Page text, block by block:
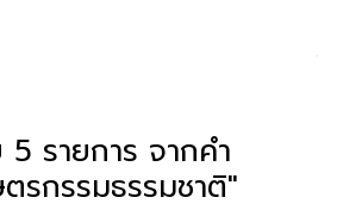
รายการ จากคำ
ตรกรรมธรรมชาติ"